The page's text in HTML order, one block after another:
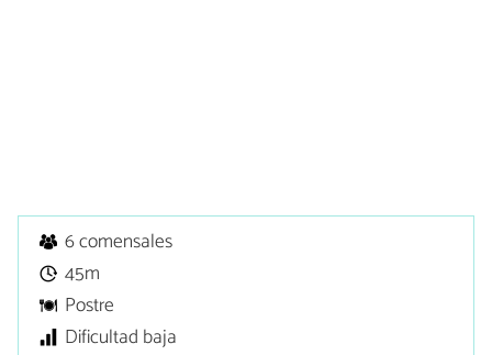
6 comensales
45m
Postre
Dificultad baja